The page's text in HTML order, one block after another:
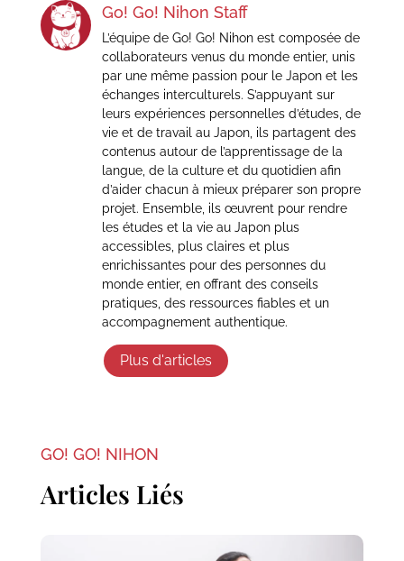
Go! Go! Nihon Staff
L’équipe de Go! Go! Nihon est composée de
collaborateurs venus du monde entier, unis
par une même passion pour le Japon et les
échanges interculturels. S’appuyant sur
leurs expériences personnelles d’études, de
vie et de travail au Japon, ils partagent des
contenus autour de l’apprentissage de la
langue, de la culture et du quotidien afin
d’aider chacun à mieux préparer son propre
projet. Ensemble, ils œuvrent pour rendre
les études et la vie au Japon plus
accessibles, plus claires et plus
enrichissantes pour des personnes du
monde entier, en offrant des conseils
pratiques, des ressources fiables et un
accompagnement authentique.
Plus d'articles
GO! GO! NIHON
Articles Liés